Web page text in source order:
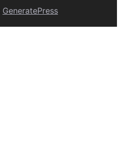
GeneratePress